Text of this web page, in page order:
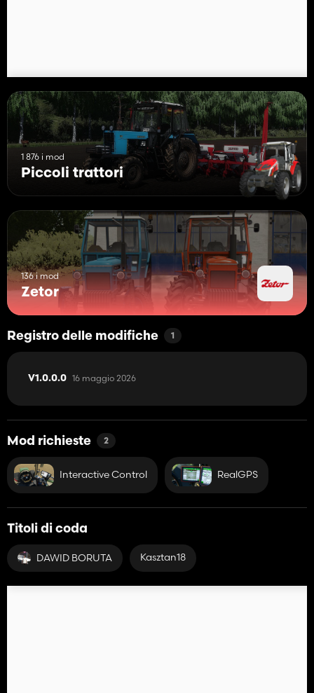
1 876 i mod
Piccoli trattori
136 i mod
Zetor
Registro delle modifiche 1
V1.0.0.0 16 maggio 2026
Mod richieste 2
Interactive Control RealGPS
Titoli di coda
DAWID BORUTA Kasztan18